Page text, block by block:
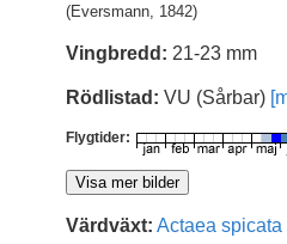
(Eversmann, 1842)
Vingbredd: 21-23 mm
Rödlistad: VU (Sårbar)
Flygtider:
Värdväxt: Actaea spicata